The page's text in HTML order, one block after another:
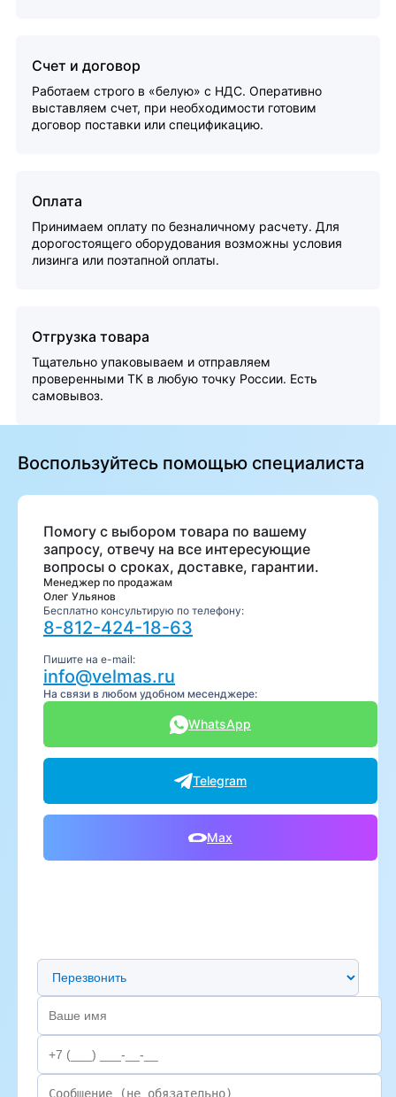
Счет и договор
Работаем строго в «белую» с НДС. Оперативно
выставляем счет, при необходимости готовим
договор поставки или спецификацию.
Оплата
Принимаем оплату по безналичному расчету. Для
дорогостоящего оборудования возможны условия
лизинга или поэтапной оплаты.
Отгрузка товара
Тщательно упаковываем и отправляем
проверенными ТК в любую точку России. Есть
самовывоз.
Воспользуйтесь помощью специалиста
Помогу с выбором товара по вашему
запросу, отвечу на все интересующие
вопросы о сроках, доставке, гарантии.
Менеджер по продажам
Олег Ульянов
Бесплатно консультирую по телефону:
8-812-424-18-63
Пишите на e-mail:
info@velmas.ru
На связи в любом удобном месенджере:
WhatsApp
Telegram
Max
Предпочтительный способ связи